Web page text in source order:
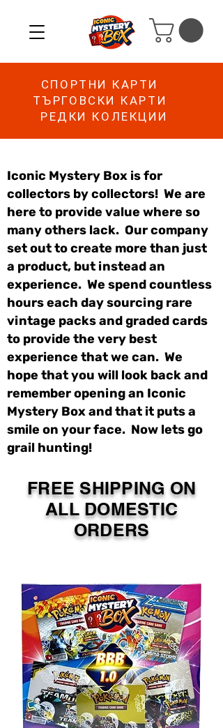
СПОРТНИ КАРТИ
ТЪРГОВСКИ КАРТИ
РЕДКИ КОЛЕКЦИИ
Iconic Mystery Box is for
collectors by collectors! We are
here to provide value where so
many others lack. Our company
set out to create more than just
a product, but instead an
experience. We spend countless
hours each day sourcing rare
vintage packs and graded cards
to provide the very best
experience that we can. We
hope that you will look back and
remember opening an Iconic
Mystery Box and that it puts a
smile on your face. Now lets go
grail hunting!
FREE SHIPPING ON
ALL DOMESTIC
ORDERS